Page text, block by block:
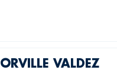
VALDEZ